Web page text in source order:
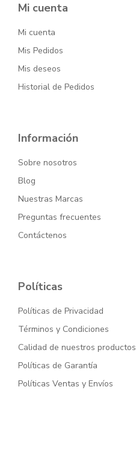
Mi cuenta
Mi cuenta
Mis Pedidos
Mis deseos
Historial de Pedidos
Información
Sobre nosotros
Blog
Nuestras Marcas
Preguntas frecuentes
Contáctenos
Políticas
Políticas de Privacidad
Términos y Condiciones
Calidad de nuestros productos
Políticas de Garantía
Políticas Ventas y Envíos